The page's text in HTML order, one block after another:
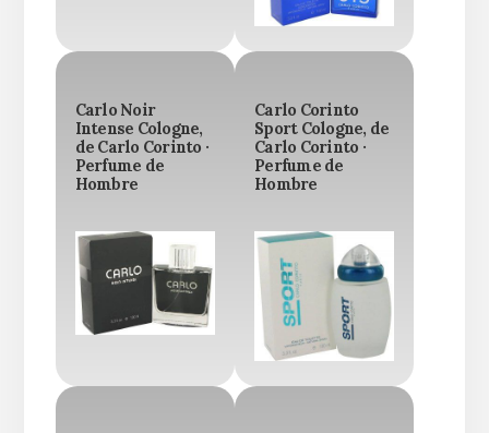
Carlo Noir
Intense Cologne,
de Carlo Corinto ·
Perfume de
Hombre
Carlo Corinto
Sport Cologne, de
Carlo Corinto ·
Perfume de
Hombre